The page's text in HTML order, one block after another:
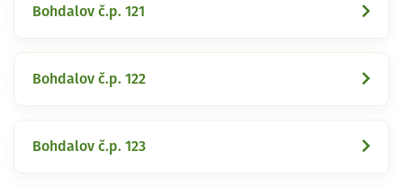
Bohdalov č.p. 121
Bohdalov č.p. 122
Bohdalov č.p. 123